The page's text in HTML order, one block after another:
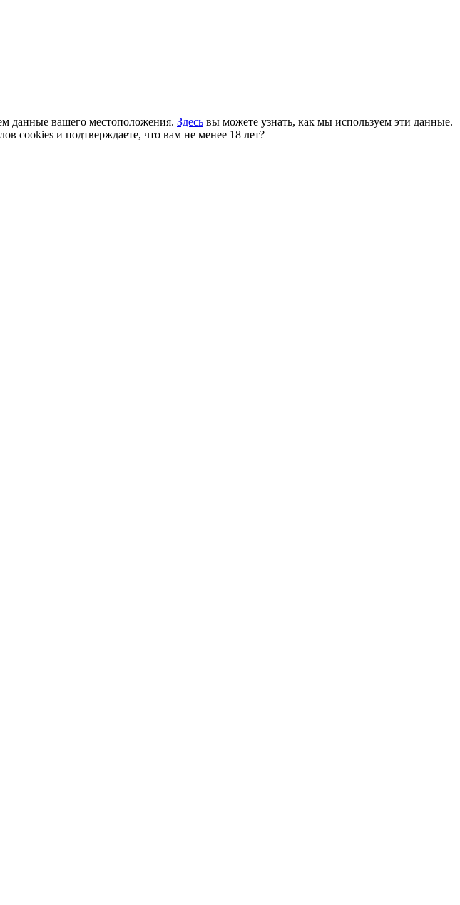
данные вашего местоположения. Здесь вы можете узнать, как мы используем эти данные.
cookies и подтверждаете, что вам не менее 18 лет?